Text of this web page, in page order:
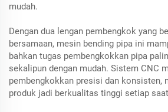
mudah.
Dengan dua lengan pembengkok yang
bersamaan, mesin bending pipa ini
bahkan tugas pembengkokkan pipa
sekalipun dengan mudah. Sistem CNC
pembengkokkan presisi dan konsisten,
produk jadi berkualitas tinggi setiap